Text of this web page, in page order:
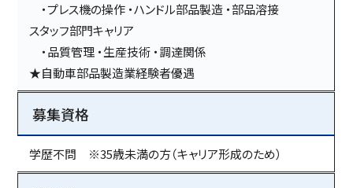
・プレス機の操作 ・ハンドル部品製造 ・部品溶接
スタッフ部門キャリア
・品質管理 ・生産技術 ・調達関係
★自動車部品製造業経験者優遇
募集資格
学歴不問 ※35歳未満の方（キャリア形成のため）